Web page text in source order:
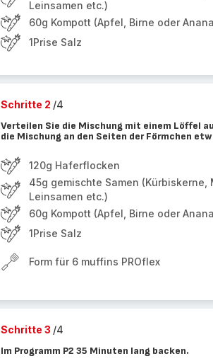
Leinsamen etc.)
60g Kompott (Apfel, Birne oder
1Prise Salz
Schritte 2 /4
Verteilen Sie die Mischung mit einem Löffel
die Mischung an den Seiten der Förmchen
120g Haferflocken
45g gemischte Samen (Kürbiskerne,
Leinsamen etc.)
60g Kompott (Apfel, Birne oder
1Prise Salz
Form für 6 muffins PROflex
Schritte 3 /4
Im Programm P2 35 Minuten lang backen.